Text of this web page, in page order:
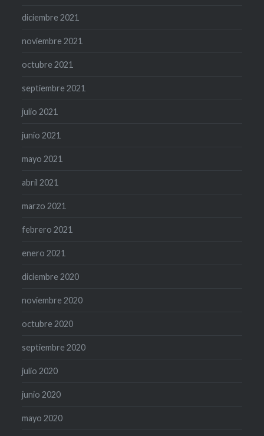
diciembre 2021
noviembre 2021
octubre 2021
septiembre 2021
julio 2021
junio 2021
mayo 2021
abril 2021
marzo 2021
febrero 2021
enero 2021
diciembre 2020
noviembre 2020
octubre 2020
septiembre 2020
julio 2020
junio 2020
mayo 2020